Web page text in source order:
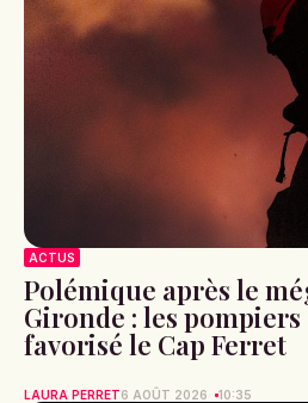
ACTUS
Polémique après le
Gironde : les
favorisé le Cap Ferret
LAURA PERRET6 AOÛT 2026 10:35